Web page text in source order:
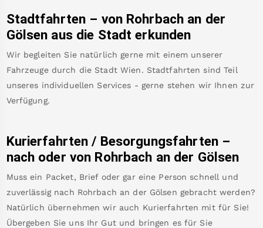
Stadtfahrten – von Rohrbach an der
Gölsen aus die Stadt erkunden
Wir begleiten Sie natürlich gerne mit einem unserer
Fahrzeuge durch die Stadt Wien. Stadtfahrten sind Teil
unseres individuellen Services - gerne stehen wir Ihnen zur
Verfügung.
Kurierfahrten / Besorgungsfahrten –
nach oder von Rohrbach an der Gölsen
Muss ein Packet, Brief oder gar eine Person schnell und
zuverlässig nach Rohrbach an der Gölsen gebracht werden?
Natürlich übernehmen wir auch Kurierfahrten mit für Sie!
Übergeben Sie uns Ihr Gut und bringen es für Sie